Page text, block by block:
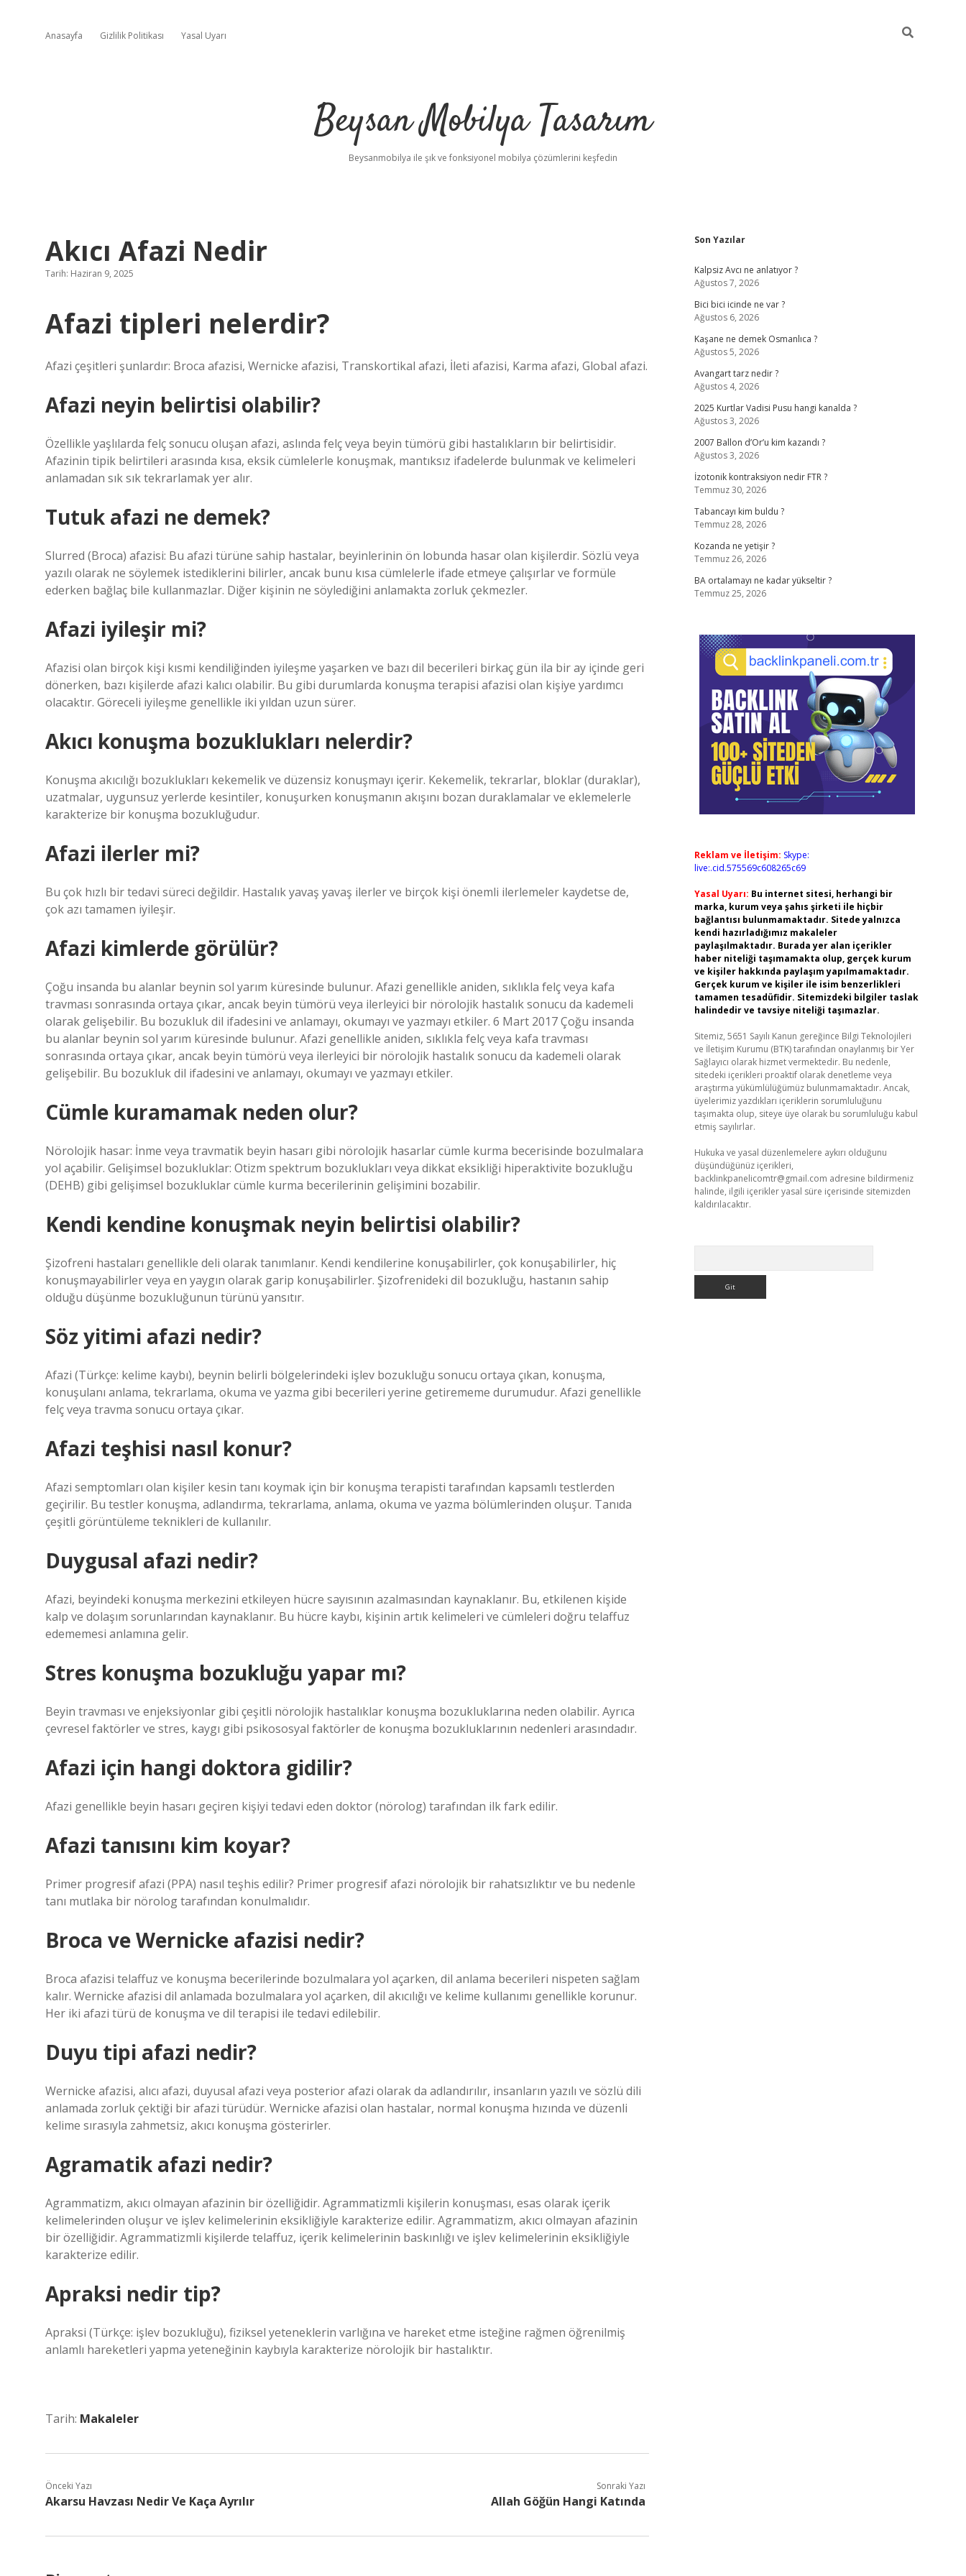
Anasayfa Gizlilik Politikası Yasal Uyarı
Beysan Mobilya Tasarım
Beysanmobilya ile şık ve fonksiyonel mobilya çözümlerini keşfedin
Akıcı Afazi Nedir
Tarih: Haziran 9, 2025
Afazi tipleri nelerdir?
Afazi çeşitleri şunlardır: Broca afazisi, Wernicke afazisi, Transkortikal afazi, İleti afazisi, Karma afazi, Global afazi.
Afazi neyin belirtisi olabilir?
Özellikle yaşlılarda felç sonucu oluşan afazi, aslında felç veya beyin tümörü gibi hastalıkların bir belirtisidir.
Afazinin tipik belirtileri arasında kısa, eksik cümlelerle konuşmak, mantıksız ifadelerde bulunmak ve kelimeleri
anlamadan sık sık tekrarlamak yer alır.
Tutuk afazi ne demek?
Slurred (Broca) afazisi: Bu afazi türüne sahip hastalar, beyinlerinin ön lobunda hasar olan kişilerdir. Sözlü veya
yazılı olarak ne söylemek istediklerini bilirler, ancak bunu kısa cümlelerle ifade etmeye çalışırlar ve formüle
ederken bağlaç bile kullanmazlar. Diğer kişinin ne söylediğini anlamakta zorluk çekmezler.
Afazi iyileşir mi?
Afazisi olan birçok kişi kısmi kendiliğinden iyileşme yaşarken ve bazı dil becerileri birkaç gün ila bir ay içinde geri
dönerken, bazı kişilerde afazi kalıcı olabilir. Bu gibi durumlarda konuşma terapisi afazisi olan kişiye yardımcı
olacaktır. Göreceli iyileşme genellikle iki yıldan uzun sürer.
Akıcı konuşma bozuklukları nelerdir?
Konuşma akıcılığı bozuklukları kekemelik ve düzensiz konuşmayı içerir. Kekemelik, tekrarlar, bloklar (duraklar),
uzatmalar, uygunsuz yerlerde kesintiler, konuşurken konuşmanın akışını bozan duraklamalar ve eklemelerle
karakterize bir konuşma bozukluğudur.
Afazi ilerler mi?
Bu çok hızlı bir tedavi süreci değildir. Hastalık yavaş yavaş ilerler ve birçok kişi önemli ilerlemeler kaydetse de,
çok azı tamamen iyileşir.
Afazi kimlerde görülür?
Çoğu insanda bu alanlar beynin sol yarım küresinde bulunur. Afazi genellikle aniden, sıklıkla felç veya kafa
travması sonrasında ortaya çıkar, ancak beyin tümörü veya ilerleyici bir nörolojik hastalık sonucu da kademeli
olarak gelişebilir. Bu bozukluk dil ifadesini ve anlamayı, okumayı ve yazmayı etkiler. 6 Mart 2017 Çoğu insanda
bu alanlar beynin sol yarım küresinde bulunur. Afazi genellikle aniden, sıklıkla felç veya kafa travması
sonrasında ortaya çıkar, ancak beyin tümörü veya ilerleyici bir nörolojik hastalık sonucu da kademeli olarak
gelişebilir. Bu bozukluk dil ifadesini ve anlamayı, okumayı ve yazmayı etkiler.
Cümle kuramamak neden olur?
Nörolojik hasar: İnme veya travmatik beyin hasarı gibi nörolojik hasarlar cümle kurma becerisinde bozulmalara
yol açabilir. Gelişimsel bozukluklar: Otizm spektrum bozuklukları veya dikkat eksikliği hiperaktivite bozukluğu
(DEHB) gibi gelişimsel bozukluklar cümle kurma becerilerinin gelişimini bozabilir.
Kendi kendine konuşmak neyin belirtisi olabilir?
Şizofreni hastaları genellikle deli olarak tanımlanır. Kendi kendilerine konuşabilirler, çok konuşabilirler, hiç
konuşmayabilirler veya en yaygın olarak garip konuşabilirler. Şizofrenideki dil bozukluğu, hastanın sahip
olduğu düşünme bozukluğunun türünü yansıtır.
Söz yitimi afazi nedir?
Afazi (Türkçe: kelime kaybı), beynin belirli bölgelerindeki işlev bozukluğu sonucu ortaya çıkan, konuşma,
konuşulanı anlama, tekrarlama, okuma ve yazma gibi becerileri yerine getirememe durumudur. Afazi genellikle
felç veya travma sonucu ortaya çıkar.
Afazi teşhisi nasıl konur?
Afazi semptomları olan kişiler kesin tanı koymak için bir konuşma terapisti tarafından kapsamlı testlerden
geçirilir. Bu testler konuşma, adlandırma, tekrarlama, anlama, okuma ve yazma bölümlerinden oluşur. Tanıda
çeşitli görüntüleme teknikleri de kullanılır.
Duygusal afazi nedir?
Afazi, beyindeki konuşma merkezini etkileyen hücre sayısının azalmasından kaynaklanır. Bu, etkilenen kişide
kalp ve dolaşım sorunlarından kaynaklanır. Bu hücre kaybı, kişinin artık kelimeleri ve cümleleri doğru telaffuz
edememesi anlamına gelir.
Stres konuşma bozukluğu yapar mı?
Beyin travması ve enjeksiyonlar gibi çeşitli nörolojik hastalıklar konuşma bozukluklarına neden olabilir. Ayrıca
çevresel faktörler ve stres, kaygı gibi psikososyal faktörler de konuşma bozukluklarının nedenleri arasındadır.
Afazi için hangi doktora gidilir?
Afazi genellikle beyin hasarı geçiren kişiyi tedavi eden doktor (nörolog) tarafından ilk fark edilir.
Afazi tanısını kim koyar?
Primer progresif afazi (PPA) nasıl teşhis edilir? Primer progresif afazi nörolojik bir rahatsızlıktır ve bu nedenle
tanı mutlaka bir nörolog tarafından konulmalıdır.
Broca ve Wernicke afazisi nedir?
Broca afazisi telaffuz ve konuşma becerilerinde bozulmalara yol açarken, dil anlama becerileri nispeten sağlam
kalır. Wernicke afazisi dil anlamada bozulmalara yol açarken, dil akıcılığı ve kelime kullanımı genellikle korunur.
Her iki afazi türü de konuşma ve dil terapisi ile tedavi edilebilir.
Duyu tipi afazi nedir?
Wernicke afazisi, alıcı afazi, duyusal afazi veya posterior afazi olarak da adlandırılır, insanların yazılı ve sözlü dili
anlamada zorluk çektiği bir afazi türüdür. Wernicke afazisi olan hastalar, normal konuşma hızında ve düzenli
kelime sırasıyla zahmetsiz, akıcı konuşma gösterirler.
Agramatik afazi nedir?
Agrammatizm, akıcı olmayan afazinin bir özelliğidir. Agrammatizmli kişilerin konuşması, esas olarak içerik
kelimelerinden oluşur ve işlev kelimelerinin eksikliğiyle karakterize edilir. Agrammatizm, akıcı olmayan afazinin
bir özelliğidir. Agrammatizmli kişilerde telaffuz, içerik kelimelerinin baskınlığı ve işlev kelimelerinin eksikliğiyle
karakterize edilir.
Apraksi nedir tip?
Apraksi (Türkçe: işlev bozukluğu), fiziksel yeteneklerin varlığına ve hareket etme isteğine rağmen öğrenilmiş
anlamlı hareketleri yapma yeteneğinin kaybıyla karakterize nörolojik bir hastalıktır.
Tarih: Makaleler
Önceki Yazı
Akarsu Havzası Nedir Ve Kaça Ayrılır
Sonraki Yazı
Allah Göğün Hangi Katında
Sidebar
Son Yazılar
Kalpsiz Avcı ne anlatıyor ?
Ağustos 7, 2026
Bici bici icinde ne var ?
Ağustos 6, 2026
Kaşane ne demek Osmanlıca ?
Ağustos 5, 2026
Avangart tarz nedir ?
Ağustos 4, 2026
2025 Kurtlar Vadisi Pusu hangi kanalda ?
Ağustos 3, 2026
2007 Ballon d’Or’u kim kazandı ?
Ağustos 3, 2026
İzotonik kontraksiyon nedir FTR ?
Temmuz 30, 2026
Tabancayı kim buldu ?
Temmuz 28, 2026
Kozanda ne yetişir ?
Temmuz 26, 2026
BA ortalamayı ne kadar yükseltir ?
Temmuz 25, 2026
Reklam ve İletişim: Skype:
live:.cid.575569c608265c69
Yasal Uyarı: Bu internet sitesi, herhangi bir
marka, kurum veya şahıs şirketi ile hiçbir
bağlantısı bulunmamaktadır. Sitede yalnızca
kendi hazırladığımız makaleler
paylaşılmaktadır. Burada yer alan içerikler
haber niteliği taşımamakta olup, gerçek kurum
ve kişiler hakkında paylaşım yapılmamaktadır.
Gerçek kurum ve kişiler ile isim benzerlikleri
tamamen tesadüfidir. Sitemizdeki bilgiler taslak
halindedir ve tavsiye niteliği taşımazlar.
Sitemiz, 5651 Sayılı Kanun gereğince Bilgi Teknolojileri
ve İletişim Kurumu (BTK) tarafından onaylanmış bir Yer
Sağlayıcı olarak hizmet vermektedir. Bu nedenle,
sitedeki içerikleri proaktif olarak denetleme veya
araştırma yükümlülüğümüz bulunmamaktadır. Ancak,
üyelerimiz yazdıkları içeriklerin sorumluluğunu
taşımakta olup, siteye üye olarak bu sorumluluğu kabul
etmiş sayılırlar.
Hukuka ve yasal düzenlemelere aykırı olduğunu
düşündüğünüz içerikleri,
backlinkpanelicomtr@gmail.com adresine bildirmeniz
halinde, ilgili içerikler yasal süre içerisinde sitemizden
kaldırılacaktır.